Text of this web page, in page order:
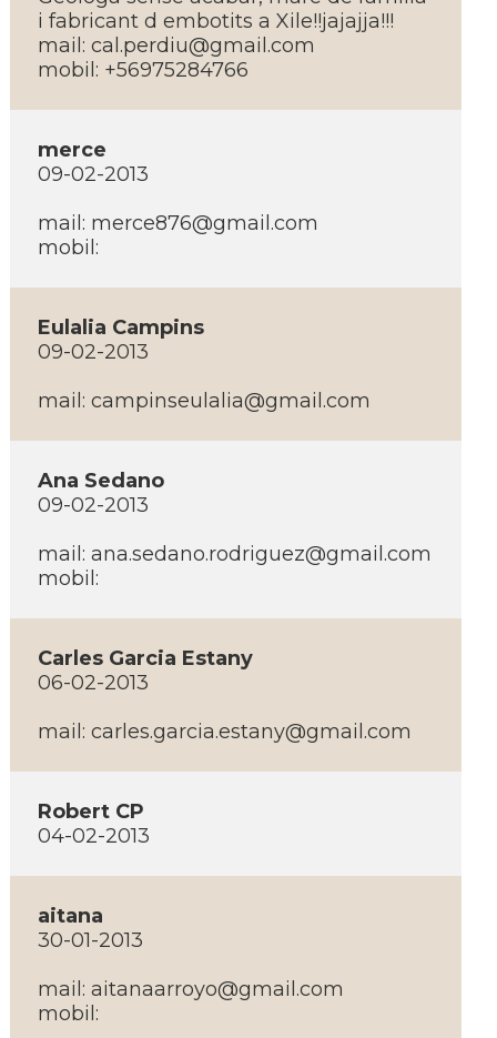
i fabricant d embotits a Xile!!jajajja!!!
mail: cal.perdiu@gmail.com
mobil: +56975284766
merce
09-02-2013
mail: merce876@gmail.com
mobil:
Eulalia Campins
09-02-2013
mail: campinseulalia@gmail.com
Ana Sedano
09-02-2013
mail: ana.sedano.rodriguez@gmail.com
mobil:
Carles Garcia Estany
06-02-2013
mail: carles.garcia.estany@gmail.com
Robert CP
04-02-2013
aitana
30-01-2013
mail: aitanaarroyo@gmail.com
mobil: